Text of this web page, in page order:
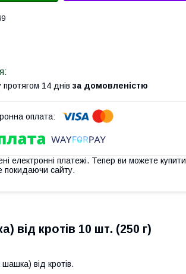
14 днів за домовленістю
електронні платежі. Тепер ви можете купити
покидаючи сайту.
від кротів 10 шт. (250 г)
від кротів.